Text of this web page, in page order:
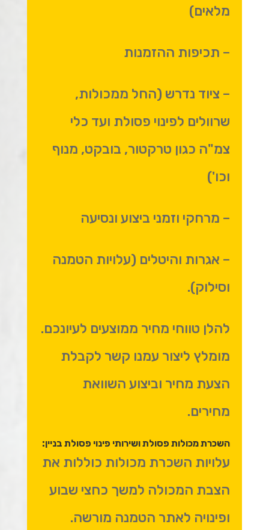
מלאים)
– תכיפות ההזמנות
– ציוד נדרש (החל ממכולות,
שרוולים לפינוי פסולת ועד כלי
צמ"ה כגון טרקטור, בובקט, מנוף
וכו')
– מרחקי וזמני ביצוע ונסיעה
– אגרות והיטלים (עלויות הטמנה
וסילוק).
להלן טווחי מחיר ממוצעים לעיונכם.
מומלץ ליצור עמנו קשר לקבלת
הצעת מחיר וביצוע השוואת
מחירים.
השכרת מכולות פסולת ושירותי פינוי פסולת בניין:
עלויות השכרת מכולות כוללות את
הצבת המכולה למשך כחצי שבוע
ופינויה לאתר הטמנה מורשה.